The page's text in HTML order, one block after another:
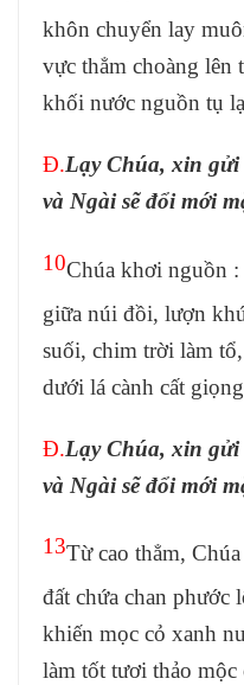
khôn chuyển lay
vực thẳm choàng lên
khối nước nguồn tụ
Đ.Lạy Chúa, xin
và Ngài sẽ đổi mới
10Chúa khơi nguồn
giữa núi đồi, lượn
suối, chim trời làm tổ,
dưới lá cành cất
Đ.Lạy Chúa, xin
và Ngài sẽ đổi mới
13Từ cao thẳm,
đất chứa chan phước
khiến mọc cỏ xanh
làm tốt tươi thảo